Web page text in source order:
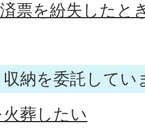
票を紛失したと
納を委託してい
葬したい